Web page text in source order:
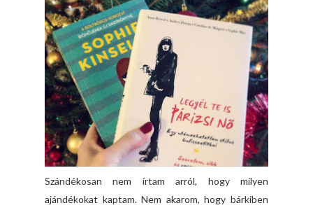
Szándékosan nem írtam arról, hogy milyen
ajándékokat kaptam. Nem akarom, hogy bárkiben